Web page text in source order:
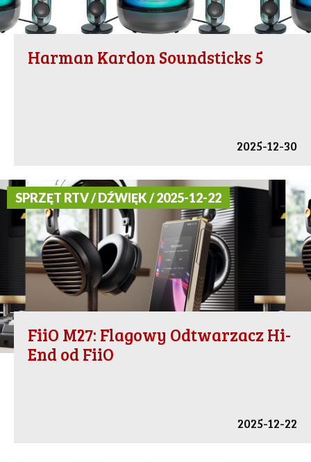
Harman Kardon Soundsticks 5
2025-12-30
SPRZĘT RTV / DŹWIĘK / 2025-12-22
FiiO M27: Flagowy Odtwarzacz Hi-
End od FiiO
2025-12-22